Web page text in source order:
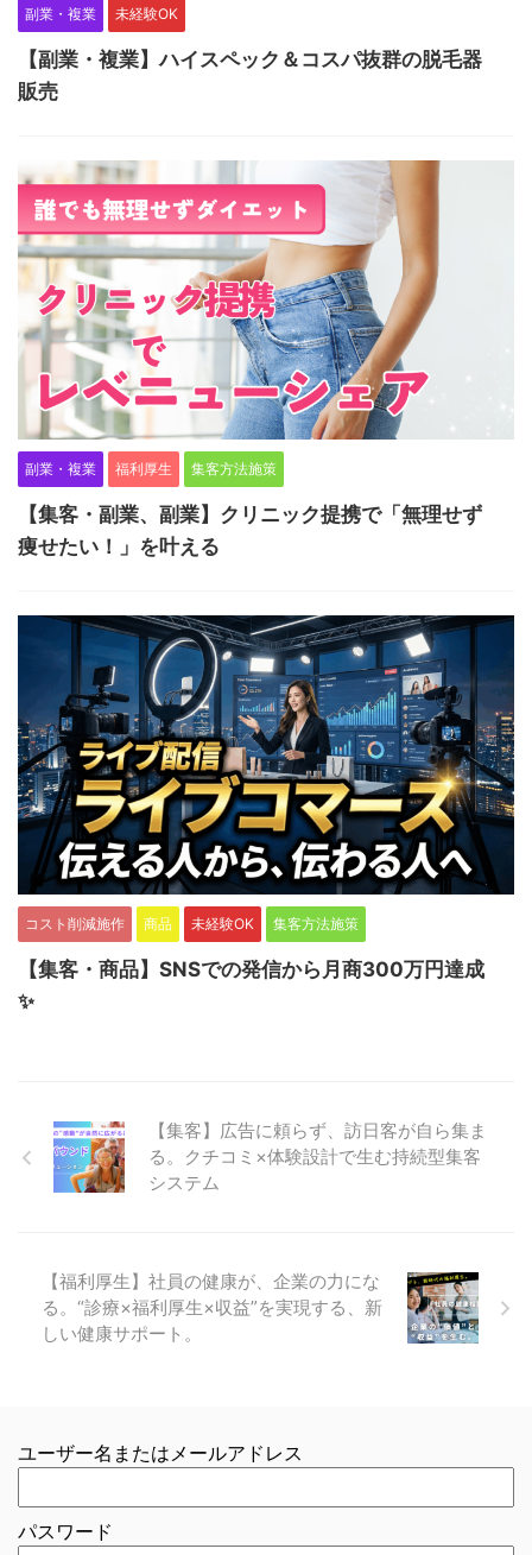
副業・複業 未経験OK
【副業・複業】ハイスペック＆コスパ抜群の脱毛器
販売
副業・複業 福利厚生 集客方法施策
【集客・副業、副業】クリニック提携で「無理せず
痩せたい！」を叶える
コスト削減施作 商品 未経験OK 集客方法施策
【集客・商品】SNSでの発信から月商300万円達成
✨
【集客】広告に頼らず、訪日客が自ら集ま
る。クチコミ×体験設計で生む持続型集客
システム
【福利厚生】社員の健康が、企業の力にな
る。“診療×福利厚生×収益”を実現する、新
しい健康サポート。
ユーザー名またはメールアドレス
パスワード